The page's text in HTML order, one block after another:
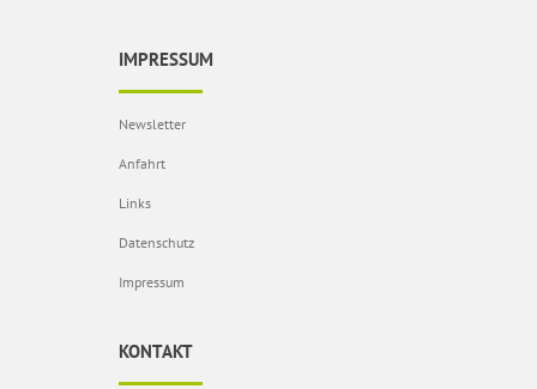
IMPRESSUM
Newsletter
Anfahrt
Links
Datenschutz
Impressum
KONTAKT